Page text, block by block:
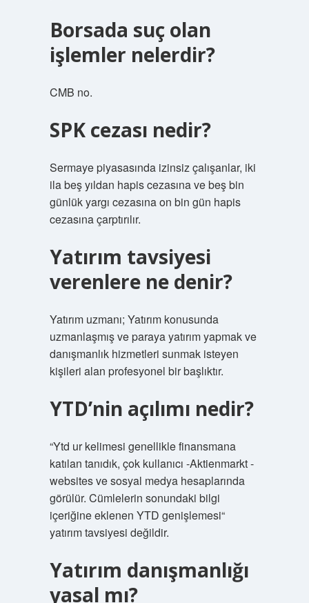
Borsada suç olan
işlemler nelerdir?
CMB no.
SPK cezası nedir?
Sermaye piyasasında izinsiz çalışanlar, iki
ila beş yıldan hapis cezasına ve beş bin
günlük yargı cezasına on bin gün hapis
cezasına çarptırılır.
Yatırım tavsiyesi
verenlere ne denir?
Yatırım uzmanı; Yatırım konusunda
uzmanlaşmış ve paraya yatırım yapmak ve
danışmanlık hizmetleri sunmak isteyen
kişileri alan profesyonel bir başlıktır.
YTD’nin açılımı nedir?
“Ytd ur kelimesi genellikle finansmana
katılan tanıdık, çok kullanıcı -Aktienmarkt -
websites ve sosyal medya hesaplarında
görülür. Cümlelerin sonundaki bilgi
içeriğine eklenen YTD genişlemesi“
yatırım tavsiyesi değildir.
Yatırım danışmanlığı
yasal mı?